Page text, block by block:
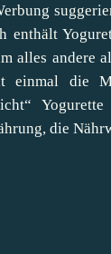
enthält
andere
einmal die
die